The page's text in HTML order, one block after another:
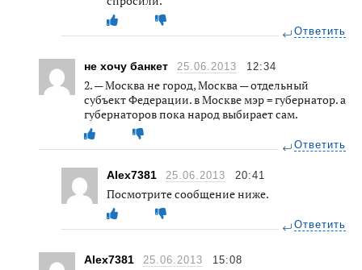
Ответить
не хочу банкет 25.06.2013 12:34
2. — Москва не город, Москва — отдельный
субъект Федерации. в Москве мэр = губернатор. а
губернаторов пока народ выбирает сам.
Ответить
Alex7381 25.06.2013 20:41
Посмотрите сообщение ниже.
Ответить
Alex7381 25.06.2013 15:08